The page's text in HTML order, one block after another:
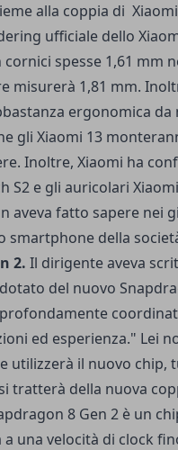
alla coppia di Xiaomi
ufficiale dello
spesse 1,61 mm
misurerà 1,81 mm.
ergonomica
gli Xiaomi 13
Inoltre, Xiaomi ha
S2 e gli auricolari
aveva fatto sapere nei
smartphone della
2. Il dirigente aveva
del nuovo
ed esperienza." Lei
utilizzerà il nuovo chip,
tratterà della nuova
8 Gen 2 è un
una velocità di clock